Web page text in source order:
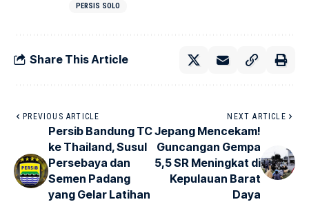
PERSIS SOLO
Share This Article
PREVIOUS ARTICLE
Persib Bandung TC
ke Thailand, Susul
Persebaya dan
Semen Padang
yang Gelar Latihan
NEXT ARTICLE
Jepang Mencekam!
Guncangan Gempa
5,5 SR Meningkat di
Kepulauan Barat
Daya